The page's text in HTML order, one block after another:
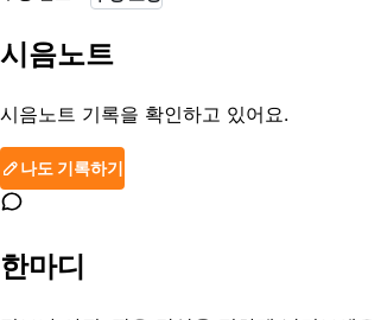
시음노트
시음노트 기록을 확인하고 있어요.
나도 기록하기
한마디